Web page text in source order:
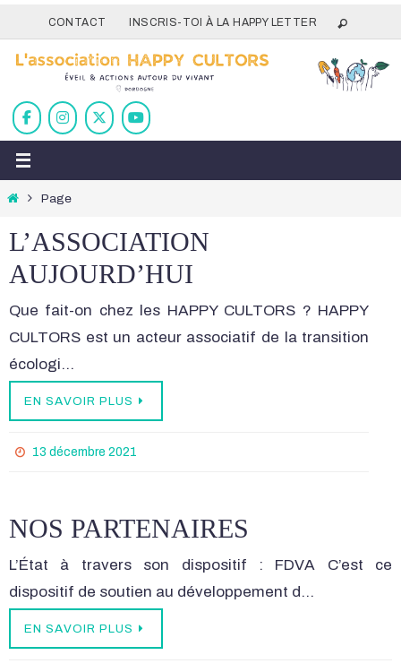
vers
contenu
CONTACT INSCRIS-TOI À LA HAPPY LETTER
HomePage
L’ASSOCIATION
AUJOURD’HUI
Que fait-on chez les HAPPY CULTORS ? HAPPY
CULTORS est un acteur associatif de la transition
écologi…
EN SAVOIR PLUS
13 décembre 2021
NOS PARTENAIRES
L’État à travers son dispositif : FDVA C’est ce
dispositif de soutien au développement d…
EN SAVOIR PLUS